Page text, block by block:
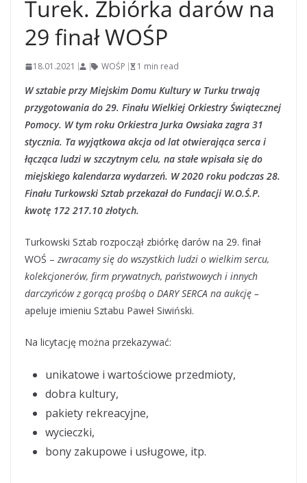
Turek. Zbiórka darów na
29 finał WOŚP
18.01.2021 WOŚP 1 min read
W sztabie przy Miejskim Domu Kultury w Turku trwają
przygotowania do 29. Finału Wielkiej Orkiestry Świątecznej
Pomocy. W tym roku Orkiestra Jurka Owsiaka zagra 31
stycznia. Ta wyjątkowa akcja od lat otwierająca serca i
łącząca ludzi w szczytnym celu, na stałe wpisała się do
miejskiego kalendarza wydarzeń. W 2020 roku podczas 28.
Finału Turkowski Sztab przekazał do Fundacji W.O.Ś.P.
kwotę 172 217.10 złotych.
Turkowski Sztab rozpoczął zbiórkę darów na 29. finał
WOŚ – zwracamy się do wszystkich ludzi o wielkim sercu,
kolekcjonerów, firm prywatnych, państwowych i innych
darczyńców z gorącą prośbą o DARY SERCA na aukcję –
apeluje imieniu Sztabu Paweł Siwiński.
Na licytację można przekazywać:
unikatowe i wartościowe przedmioty,
dobra kultury,
pakiety rekreacyjne,
wycieczki,
bony zakupowe i usługowe, itp.